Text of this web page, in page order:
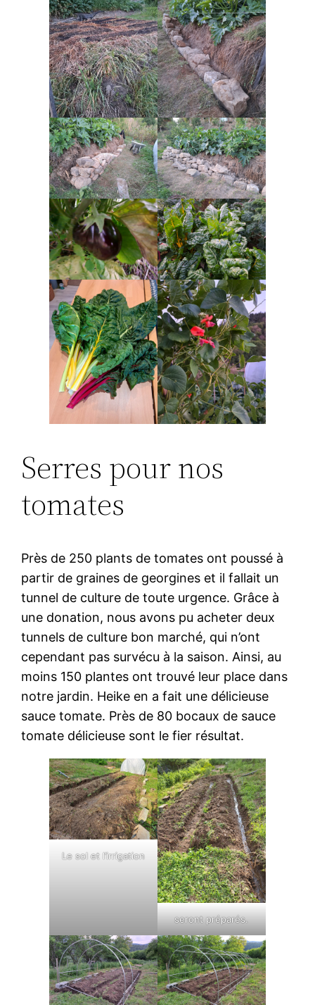
Serres pour nos
tomates
Près de 250 plants de tomates ont poussé à
partir de graines de georgines et il fallait un
tunnel de culture de toute urgence. Grâce à
une donation, nous avons pu acheter deux
tunnels de culture bon marché, qui n’ont
cependant pas survécu à la saison. Ainsi, au
moins 150 plantes ont trouvé leur place dans
notre jardin. Heike en a fait une délicieuse
sauce tomate. Près de 80 bocaux de sauce
tomate délicieuse sont le fier résultat.
Le sol et l’irrigation
seront préparés.